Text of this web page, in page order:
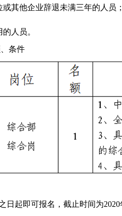
或其他企业辞退未满三年的人员
人员。
条件
日起即可报名，截止时间为2020